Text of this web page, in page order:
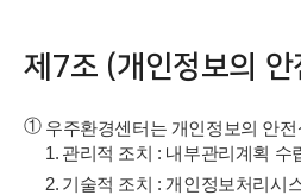
제7조 (개인정보의 안
① 우주환경센터는 개인정보의 안
1. 관리적 조치 : 내부관리계획 수
2. 기술적 조치 : 개인정보처리시